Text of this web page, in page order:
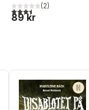
antal röster:
3,5utav 5 stjärnor.
(2)
89 kr